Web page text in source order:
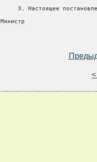
3. Настоящее
Министр